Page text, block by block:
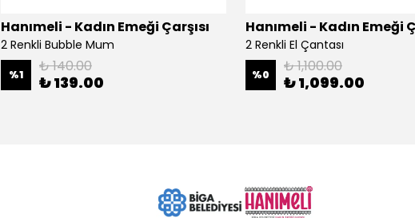
Hanımeli - Kadın Emeği Çarşısı
2 Renkli Bubble Mum
%1 ₺ 140.00
₺ 139.00
Hanımeli - Kadın Emeği
2 Renkli El Çantası
%0 ₺ 1,100.00
₺ 1,099.00